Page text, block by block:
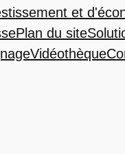
et
Plan du site
Vidéothèque